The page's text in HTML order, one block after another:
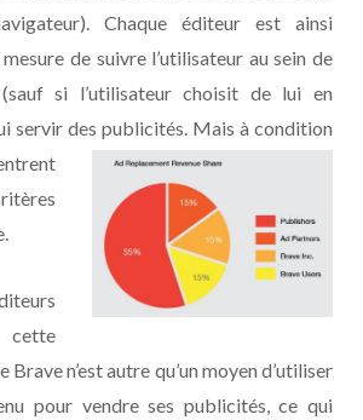
Chaque éditeur est ainsi
de suivre l’utilisateur au sein de
si l’utilisateur choisit de lui en
servir des publicités. Mais à condition
n’est autre qu’un moyen d’utiliser
pour vendre ses publicités, ce qui